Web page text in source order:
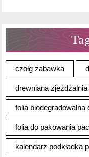
czołg zabawka
drewniana zjeżdżalnia
folia biodegradowalna
folia do pakowania
kalendarz podkładka